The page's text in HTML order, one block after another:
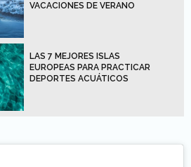
VACACIONES DE VERANO
LAS 7 MEJORES ISLAS
EUROPEAS PARA PRACTICAR
DEPORTES ACUÁTICOS